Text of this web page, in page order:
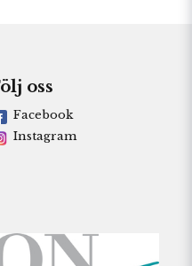
oss
Facebook
Instagram